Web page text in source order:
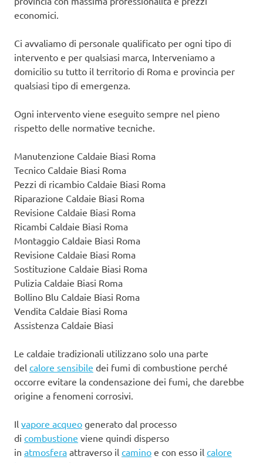
economici.
Ci avvaliamo di personale qualificato per ogni tipo di
intervento e per qualsiasi marca, Interveniamo a
domicilio su tutto il territorio di Roma e provincia per
qualsiasi tipo di emergenza.
Ogni intervento viene eseguito sempre nel pieno
rispetto delle normative tecniche.
Manutenzione Caldaie Biasi Roma
Tecnico Caldaie Biasi Roma
Pezzi di ricambio Caldaie Biasi Roma
Riparazione Caldaie Biasi Roma
Revisione Caldaie Biasi Roma
Ricambi Caldaie Biasi Roma
Montaggio Caldaie Biasi Roma
Revisione Caldaie Biasi Roma
Sostituzione Caldaie Biasi Roma
Pulizia Caldaie Biasi Roma
Bollino Blu Caldaie Biasi Roma
Vendita Caldaie Biasi Roma
Assistenza Caldaie Biasi
Le caldaie tradizionali utilizzano solo una parte
del calore sensibile dei fumi di combustione perché
occorre evitare la condensazione dei fumi, che darebbe
origine a fenomeni corrosivi.
Il vapore acqueo generato dal processo
di combustione viene quindi disperso
in atmosfera attraverso il camino e con esso il calore